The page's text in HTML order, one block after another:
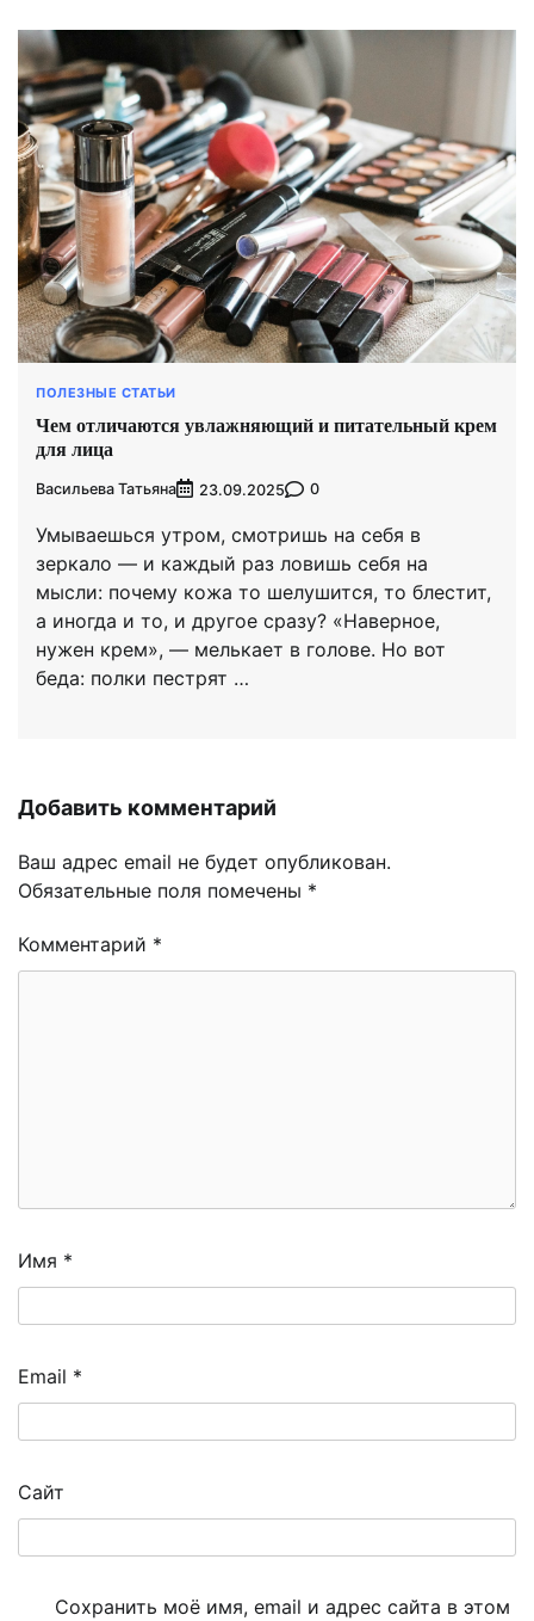
ПОЛЕЗНЫЕ СТАТЬИ
Чем отличаются увлажняющий и питательный крем
для лица
Васильева Татьяна 23.09.2025 0
Умываешься утром, смотришь на себя в
зеркало — и каждый раз ловишь себя на
мысли: почему кожа то шелушится, то блестит,
а иногда и то, и другое сразу? «Наверное,
нужен крем», — мелькает в голове. Но вот
беда: полки пестрят …
Добавить комментарий
Ваш адрес email не будет опубликован.
Обязательные поля помечены *
Комментарий *
Имя *
Email *
Сайт
Сохранить моё имя, email и адрес сайта в этом